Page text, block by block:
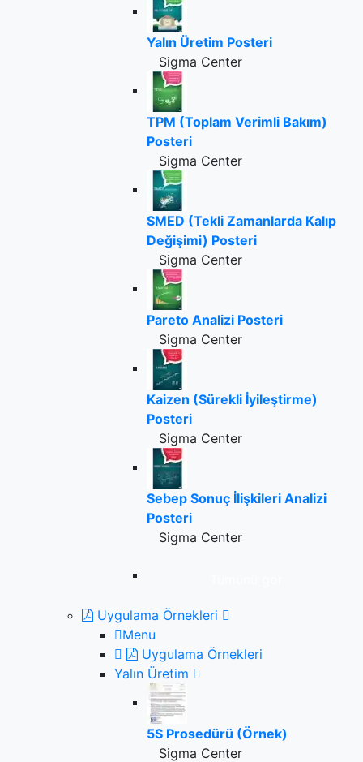
Yalın Üretim Posteri
Sigma Center
TPM (Toplam Verimli Bakım)
Posteri
Sigma Center
SMED (Tekli Zamanlarda Kalıp
Değişimi) Posteri
Sigma Center
Pareto Analizi Posteri
Sigma Center
Kaizen (Sürekli İyileştirme)
Posteri
Sigma Center
Sebep Sonuç İlişkileri Analizi
Posteri
Sigma Center
Uygulama Örnekleri
Menu
Uygulama Örnekleri
Yalın Üretim
5S Prosedürü (Örnek)
Sigma Center